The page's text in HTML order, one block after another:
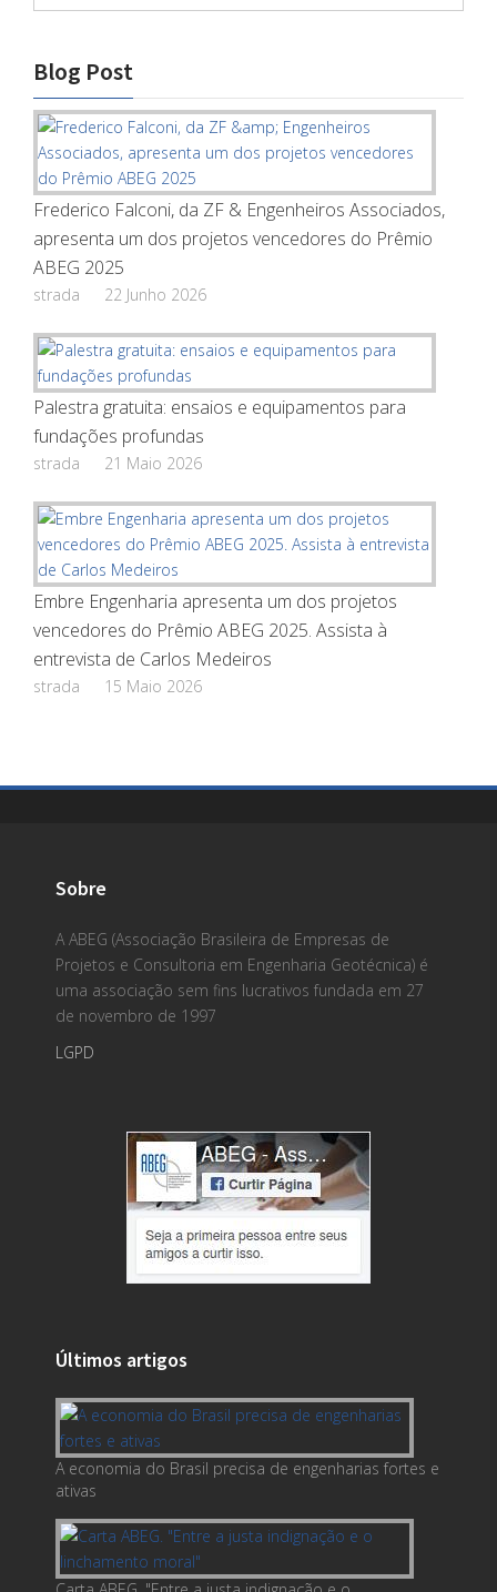
Blog Post
Frederico Falconi, da ZF & Engenheiros Associados,
apresenta um dos projetos vencedores do Prêmio
ABEG 2025
strada 22 Junho 2026
Palestra gratuita: ensaios e equipamentos para
fundações profundas
strada 21 Maio 2026
Embre Engenharia apresenta um dos projetos
vencedores do Prêmio ABEG 2025. Assista à
entrevista de Carlos Medeiros
strada 15 Maio 2026
Sobre
A ABEG (Associação Brasileira de Empresas de
Projetos e Consultoria em Engenharia Geotécnica) é
uma associação sem fins lucrativos fundada em 27
de novembro de 1997
LGPD
Últimos artigos
A economia do Brasil precisa de engenharias fortes e
ativas